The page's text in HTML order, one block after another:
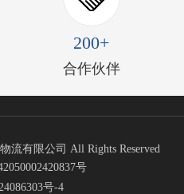
200+
合作伙伴
流有限公司 All Rights Reserved
号
号-4